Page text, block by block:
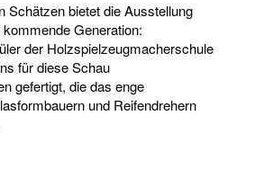
Schätzen bietet die Ausstellung
Generation:
der Holzspielzeugmacherschule
für diese Schau
gefertigt, die das enge
und Reifendrehern